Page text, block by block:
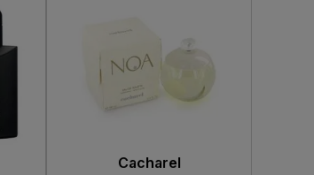
Cacharel